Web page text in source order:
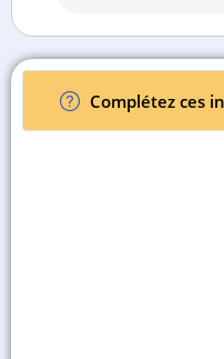
Complétez ces